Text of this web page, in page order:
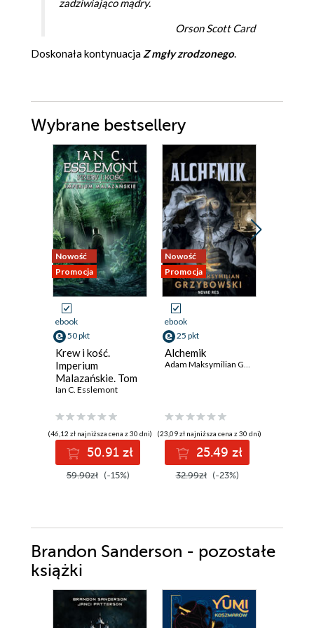
zadziwiająco mądry.
Orson Scott Card
Doskonała kontynuacja Z mgły zrodzonego.
Wybrane bestsellery
Nowość
Promocja
ebook
50 pkt
Krew i kość.
Imperium
Malazańskie. Tom
5
Ian C. Esslemont
(46,12 zł najniższa cena z 30 dni)
50.91 zł
59.90zł (-15%)
Nowość
Promocja
ebook
25 pkt
Alchemik
(23,09 zł najniższa cena z 30 dni)
25.49 zł
32.99zł (-23%)
Brandon Sanderson - pozostałe
książki